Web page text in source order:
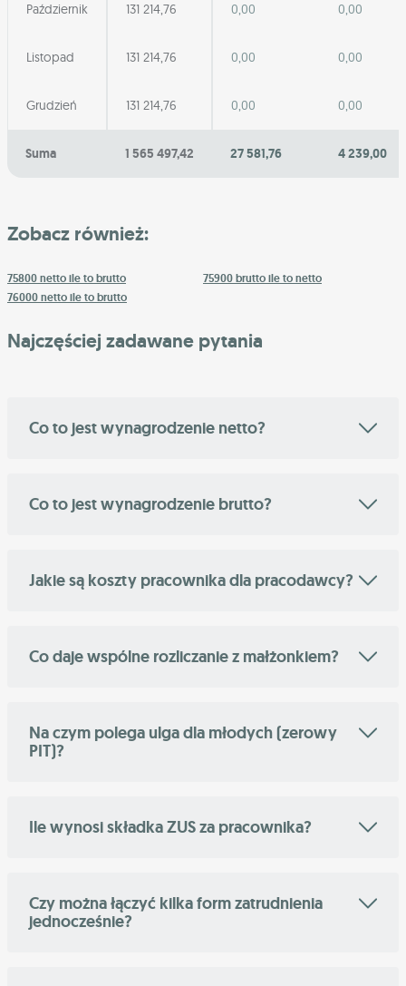
Październik 131 214,76 0,00 0,00
Listopad 131 214,76 0,00 0,00
Grudzień 131 214,76 0,00 0,00
Suma 1 565 497,42 27 581,76 4 239,00
Zobacz również:
75800 netto ile to brutto
75900 brutto ile to netto
76000 netto ile to brutto
Najczęściej zadawane pytania
Co to jest wynagrodzenie netto?
Co to jest wynagrodzenie brutto?
Jakie są koszty pracownika dla pracodawcy?
Co daje wspólne rozliczanie z małżonkiem?
Na czym polega ulga dla młodych (zerowy
PIT)?
Ile wynosi składka ZUS za pracownika?
Czy można łączyć kilka form zatrudnienia
jednocześnie?